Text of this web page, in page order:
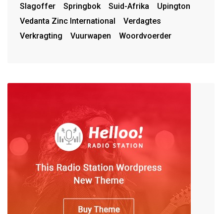
Slagoffer
Springbok Suid-Afrika
Upington
Vedanta Zinc International
Verdagtes
Verkragting
Vuurwapen Woordvoerder